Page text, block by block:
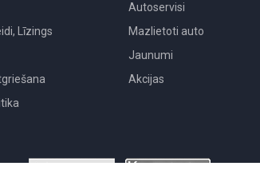
Līzings
Autoservisi
Mazlietoti auto
Jaunumi
Akcijas